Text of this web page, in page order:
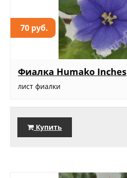
70 руб.
Фиалка Humako Inches
лист фиалки
Купить